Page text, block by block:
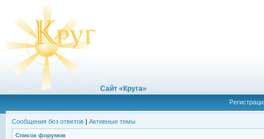
Сайт «Круга»
Сообщения без ответов | Активные темы
Список форумов